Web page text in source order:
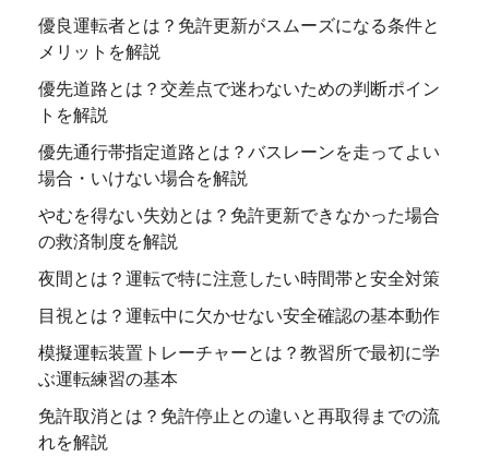
優良運転者とは？免許更新がスムーズになる条件と
メリットを解説
優先道路とは？交差点で迷わないための判断ポイン
トを解説
優先通行帯指定道路とは？バスレーンを走ってよい
場合・いけない場合を解説
やむを得ない失効とは？免許更新できなかった場合
の救済制度を解説
夜間とは？運転で特に注意したい時間帯と安全対策
目視とは？運転中に欠かせない安全確認の基本動作
模擬運転装置トレーチャーとは？教習所で最初に学
ぶ運転練習の基本
免許取消とは？免許停止との違いと再取得までの流
れを解説